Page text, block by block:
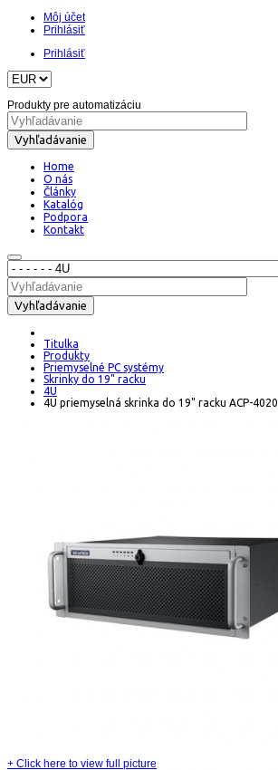
Môj účet
Prihlásiť
Prihlásiť
Produkty pre automatizáciu
Vyhľadávanie
Home
O nás
Články
Katalóg
Podpora
Kontakt
Vyhľadávanie
Titulka
Produkty
Priemyselné PC systémy
Skrinky do 19" racku
4U
4U priemyselná skrinka do 19" racku ACP-4020
+ Click here to view full picture